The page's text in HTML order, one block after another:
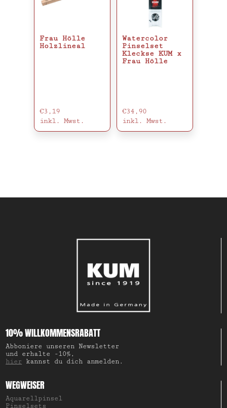
Frau Hölle
Holzlineal
€3,19
inkl. Mwst.
Watercolor
Pinselset
Kleckse KUM x
Frau Hölle
€34,90
inkl. Mwst.
10% WILLKOMMENSRABATT
Abboniere unseren Newsletter
und erhalte -10%,
hier kannst du dich anmelden.
WEGWEISER
Aquarellpinsel
Pinselsets